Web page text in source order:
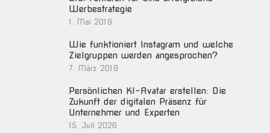
Werbestrategie
1. Mai 2019
Wie funktioniert Instagram und welche
Zielgruppen werden angesprochen?
7. März 2019
Persönlichen KI-Avatar erstellen: Die
Zukunft der digitalen Präsenz für
Unternehmer und Experten
15. Juli 2026